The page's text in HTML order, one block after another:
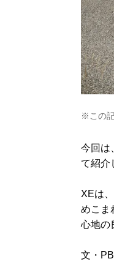
※この
今回は
て紹介
XEは
めこま
心地の
文・